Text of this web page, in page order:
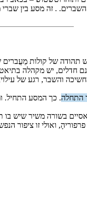
השברים. . זה מסע בין
של קולות מֵעֲברים
חדלים, יש מקהלה
והשבר, רגע של
התחלה. כך המסע התחיל.
בשורה משיר שיש בו
ואולי זו ציפור הנפש